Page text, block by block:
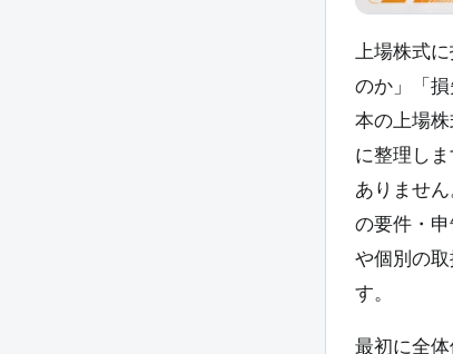
上場株式
のか」「
本の上場
に整理し
ありませ
の要件・
や個別の
す。
最初に全